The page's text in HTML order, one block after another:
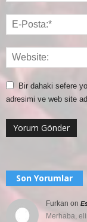
Bir dahaki sefere
adresimi ve web site
Son Yorumlar
Furkan on
Merhaba,